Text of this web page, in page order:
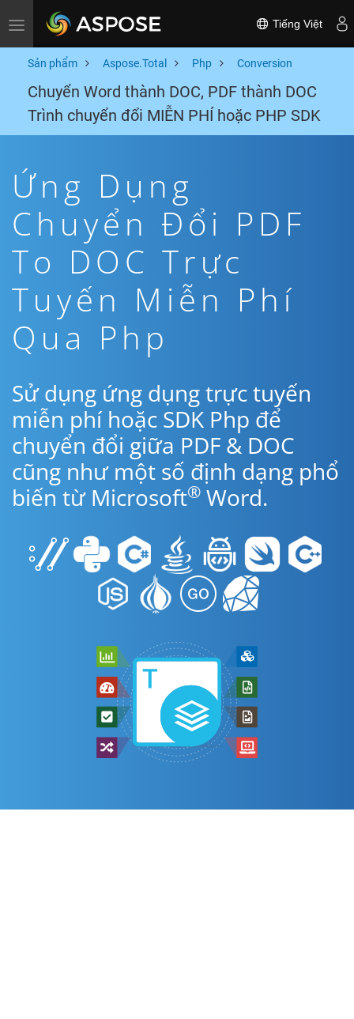
Toggle navigation Tiếng Việt
Sản phẩm Aspose.Total Php Conversion
Chuyển Word thành DOC, PDF thành DOC
Trình chuyển đổi MIỄN PHÍ hoặc PHP SDK
Ứng Dụng
Chuyển Đổi PDF
To DOC Trực
Tuyến Miễn Phí
Qua Php
Sử dụng ứng dụng trực tuyến
miễn phí hoặc SDK Php để
chuyển đổi giữa PDF & DOC
cũng như một số định dạng phổ
biến từ Microsoft® Word.